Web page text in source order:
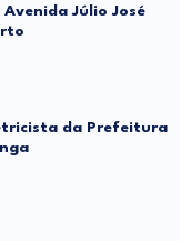
Júlio José
da Prefeitura